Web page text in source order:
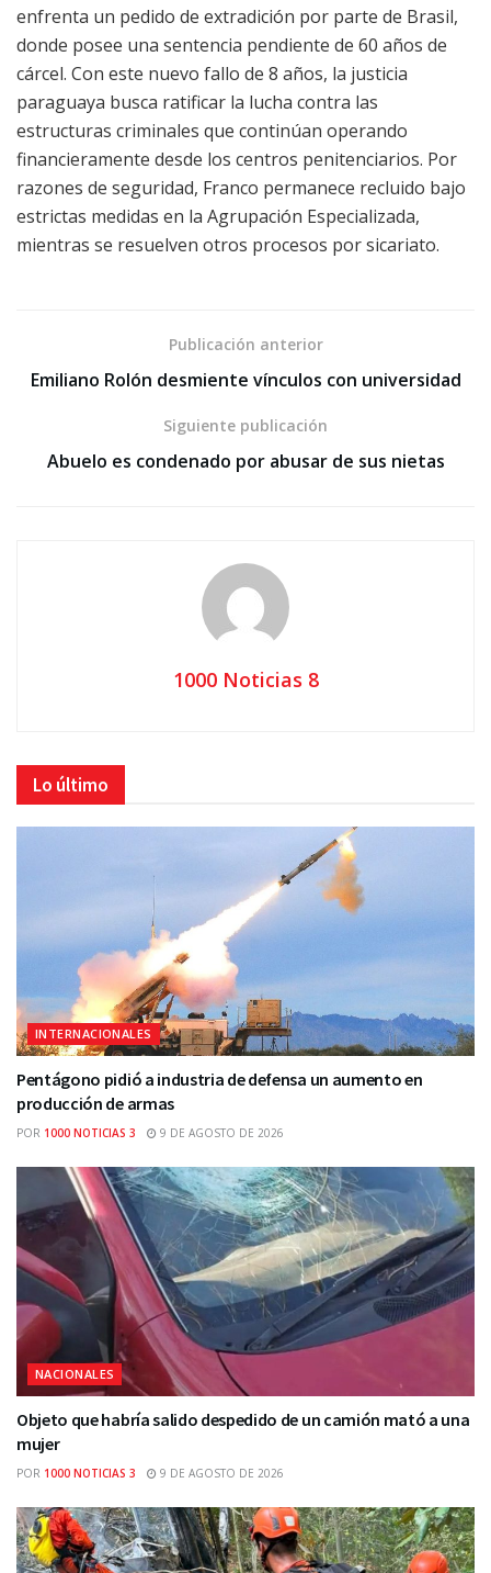
enfrenta un pedido de extradición por parte de Brasil,
donde posee una sentencia pendiente de 60 años de
cárcel. Con este nuevo fallo de 8 años, la justicia
paraguaya busca ratificar la lucha contra las
estructuras criminales que continúan operando
financieramente desde los centros penitenciarios. Por
razones de seguridad, Franco permanece recluido bajo
estrictas medidas en la Agrupación Especializada,
mientras se resuelven otros procesos por sicariato.
Publicación anterior
Emiliano Rolón desmiente vínculos con universidad
Siguiente publicación
Abuelo es condenado por abusar de sus nietas
1000 Noticias 8
Lo último
INTERNACIONALES
Pentágono pidió a industria de defensa un aumento en
producción de armas
POR 1000 NOTICIAS 3 9 DE AGOSTO DE 2026
NACIONALES
Objeto que habría salido despedido de un camión mató a una
mujer
POR 1000 NOTICIAS 3 9 DE AGOSTO DE 2026